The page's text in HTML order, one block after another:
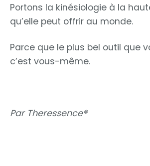
Portons la kinésiologie à la
qu’elle peut offrir au monde.
Parce que le plus bel outil que
c’est vous-même.
Par Theressence®